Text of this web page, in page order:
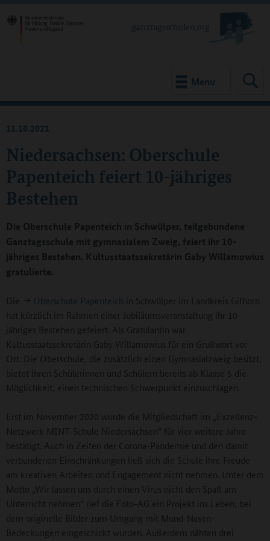
Menu
Niedersachsen: Oberschule
Papenteich feiert 10-jähriges
Bestehen
11.10.2021
Die Oberschule Papenteich in Schwülper, teilgebundene
Ganztagsschule mit gymnasialem Zweig, feiert ihr 10-
jähriges Bestehen. Kultusstaatssekretärin Gaby Willamowius
gratulierte.
Die Oberschule Papenteich in Schwülper im Landkreis Gifhorn
hat kürzlich im Rahmen einer Jubiläumsveranstaltung ihr 10-
jähriges Bestehen gefeiert. Als Gratulantin war
Kultusstaatssekretärin Gaby Willamowius für ein Grußwort vor
Ort. Die Oberschule, die zusätzlich einen Gymnasialzweig besitzt,
bietet ihren Schülerinnen und Schülern bereits ab Klasse 5 die
Möglichkeit, einen technischen Schwerpunkt einzuschlagen.
Erst im November 2020 wurde die Mitgliedschaft im „Exzellenz-
Netzwerk MINT-Schule Niedersachsen“ für vier weitere Jahre
bestätigt. Auch in Zeiten der Corona-Pandemie und den damit
verbundenen Einschränkungen ließ sich die Schule ihre Freude
am kreativen Arbeiten und Engagement nicht nehmen. Unter dem
Motto „Wir lassen uns durch einen Virus nicht den Spaß am
Unterricht nehmen“ rief die Foto-AG ein Projekt ins Leben, bei
dem originelle Bilder zum Umgang mit Mund-Nasen-
Bedeckungen eingeschickt wurden. Außerdem nähten drei